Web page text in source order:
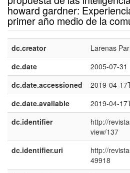
howard gardner:
primer año medio de la
dc.creator
Larenas
dc.date
2005-07-31
dc.date.accessioned
2019-04-
dc.date.available
2019-04-
dc.identifier
http://
view/137
dc.identifier.uri
http://
49918